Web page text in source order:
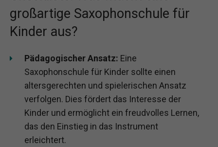
großartige Saxophonschule für
Kinder aus?
Pädagogischer Ansatz: Eine
Saxophonschule für Kinder sollte einen
altersgerechten und spielerischen Ansatz
verfolgen. Dies fördert das Interesse der
Kinder und ermöglicht ein freudvolles Lernen,
das den Einstieg in das Instrument
erleichtert.